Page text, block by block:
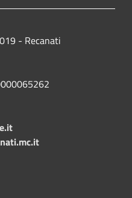
- Recanati